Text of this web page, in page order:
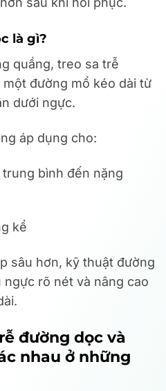
là gì?
quầng, treo sa trễ
đường mổ kéo dài từ
dưới ngực.
áp dụng cho:
bình đến nặng
kể
sâu hơn, kỹ thuật đường
rõ nét và nâng cao
đường dọc và
nhau ở những